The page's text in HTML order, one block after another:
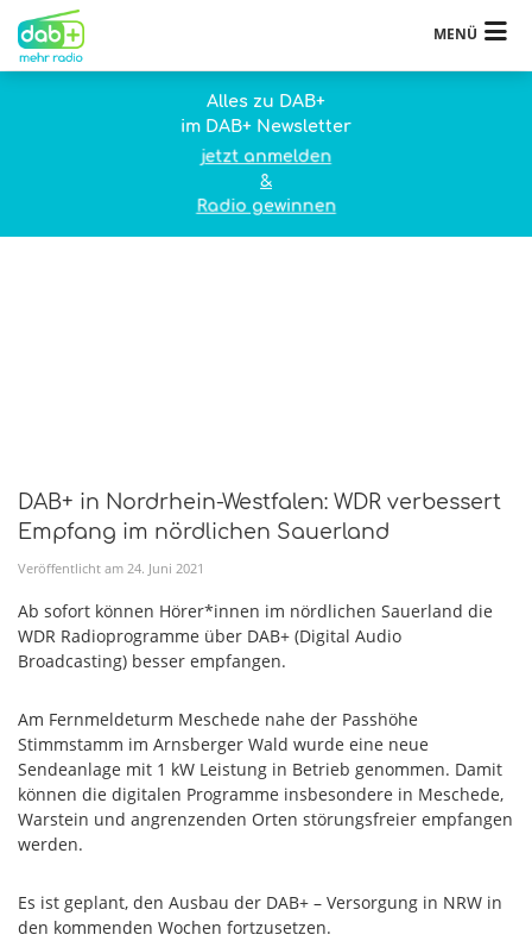
MENÜ
Alles zu DAB+
im DAB+ Newsletter
jetzt anmelden
&
Radio gewinnen
DAB+ in Nordrhein-Westfalen: WDR verbessert
Empfang im nördlichen Sauerland
Veröffentlicht am 24. Juni 2021
Ab sofort können Hörer*innen im nördlichen Sauerland die
WDR Radioprogramme über DAB+ (Digital Audio
Broadcasting) besser empfangen.
Am Fernmeldeturm Meschede nahe der Passhöhe
Stimmstamm im Arnsberger Wald wurde eine neue
Sendeanlage mit 1 kW Leistung in Betrieb genommen. Damit
können die digitalen Programme insbesondere in Meschede,
Warstein und angrenzenden Orten störungsfreier empfangen
werden.
Es ist geplant, den Ausbau der DAB+ – Versorgung in NRW in
den kommenden Wochen fortzusetzen.